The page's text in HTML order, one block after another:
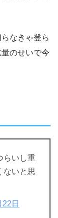
なきゃ登ら
のせいで今
らいし重
ないと思
日